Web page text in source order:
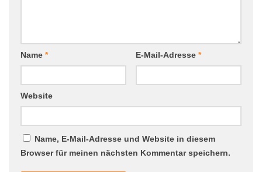
Name * E-Mail-Adresse *
Website
Name, E-Mail-Adresse und Website in diesem
Browser für meinen nächsten Kommentar speichern.